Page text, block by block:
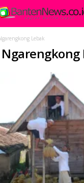
Lebak